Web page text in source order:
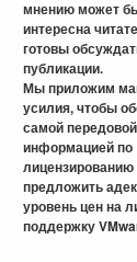
мнению может
интересна
готовы
публикации.
Мы приложим
усилия, чтобы
самой передовой
информацией по
лицензированию
предложить
уровень цен на
поддержку